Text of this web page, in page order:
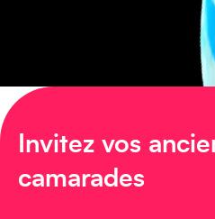
Invitez vos
camarades
Afrique